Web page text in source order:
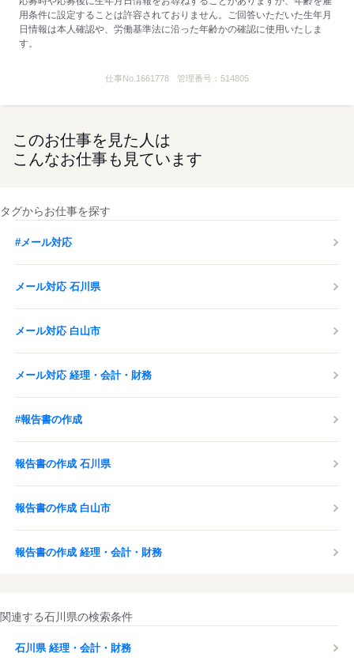
用条件に設定することは許容されておりません。ご回答いただいた生年月
日情報は本人確認や、労働基準法に沿った年齢かの確認に使用いたしま
す。
仕事No. 1661778 管理番号： 514805
このお仕事を見た人は
こんなお仕事も見ています
タグからお仕事を探す
#メール対応
メール対応 石川県
メール対応 白山市
メール対応 経理・会計・財務
#報告書の作成
報告書の作成 石川県
報告書の作成 白山市
報告書の作成 経理・会計・財務
関連する石川県の検索条件
石川県 経理・会計・財務